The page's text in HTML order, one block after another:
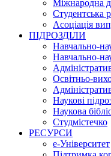
Міжнародна
Студентська
Асоціація
ПІДРОЗДІЛИ
Навчально-
Навчально-
Освітньо-
Наукові
Наукова
Студмістечко
РЕСУРСИ
е-Університет